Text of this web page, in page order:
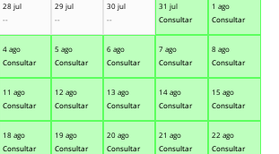
28 jul
--
29 jul
--
30 jul
--
31 jul
Consultar
1 ago
Consultar
4 ago
Consultar
5 ago
Consultar
6 ago
Consultar
7 ago
Consultar
8 ago
Consultar
11 ago
Consultar
12 ago
Consultar
13 ago
Consultar
14 ago
Consultar
15 ago
Consultar
18 ago
Consultar
19 ago
Consultar
20 ago
Consultar
21 ago
Consultar
22 ago
Consultar